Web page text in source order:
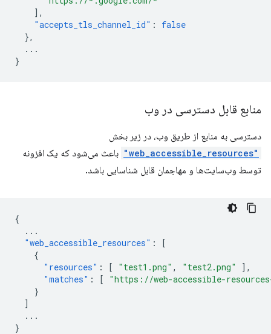
],
"accepts_tls_channel_id" :
false
},
...
}
منابع قابل دسترسی در وب
دسترسی به منابع از طریق وب، در زیر بخش
"web_accessible_resources"
باعث می‌شود که یک افزونه
توسط وب‌سایت‌ها و مهاجمان قابل شناسایی باشد.
{
...
"web_accessible_resources" :
[
{
"resources" : [ "test1.png" , "test2.png"
],
"matches" : [
"https://web-accessible-
}
]
...
}